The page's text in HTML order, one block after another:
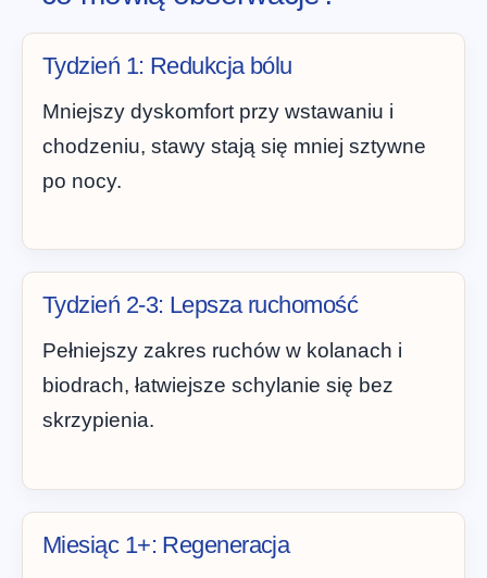
Tydzień 1: Redukcja bólu
Mniejszy dyskomfort przy wstawaniu i
chodzeniu, stawy stają się mniej sztywne
po nocy.
Tydzień 2-3: Lepsza ruchomość
Pełniejszy zakres ruchów w kolanach i
biodrach, łatwiejsze schylanie się bez
skrzypienia.
Miesiąc 1+: Regeneracja